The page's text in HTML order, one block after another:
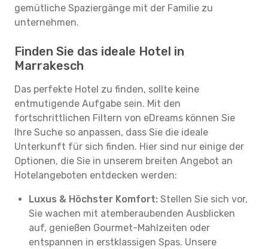
gemütliche Spaziergänge mit der Familie zu
unternehmen.
Finden Sie das ideale Hotel in
Marrakesch
Das perfekte Hotel zu finden, sollte keine
entmutigende Aufgabe sein. Mit den
fortschrittlichen Filtern von eDreams können Sie
Ihre Suche so anpassen, dass Sie die ideale
Unterkunft für sich finden. Hier sind nur einige der
Optionen, die Sie in unserem breiten Angebot an
Hotelangeboten entdecken werden:
Luxus & Höchster Komfort: Stellen Sie sich vor,
Sie wachen mit atemberaubenden Ausblicken
auf, genießen Gourmet-Mahlzeiten oder
entspannen in erstklassigen Spas. Unsere